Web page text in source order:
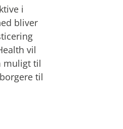
i
bliver
vil
muligt til
til